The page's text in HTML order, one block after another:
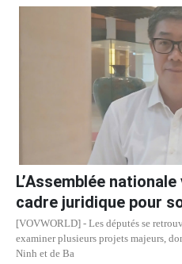
L’Assemblée
cadre juridique pour
[VOVWORLD] - Les députés se
examiner plusieurs projets majeurs,
Ninh et de Ba